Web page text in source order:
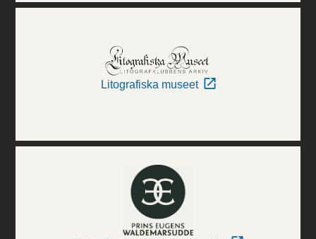
Litografiska museet